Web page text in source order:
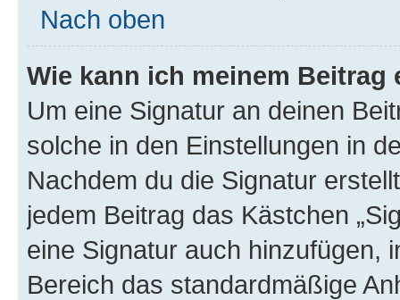
Nach oben
Wie kann ich meinem
Um eine Signatur an deinen
solche in den Einstellungen in
Nachdem du die Signatur
jedem Beitrag das Kästchen
eine Signatur auch hinzufügen,
Bereich das standardmäßige